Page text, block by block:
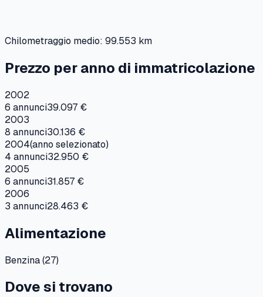
Chilometraggio medio: 99.553 km
Prezzo per anno di immatricolazione
2002
6 annunci39.097 €
2003
8 annunci30.136 €
2004(anno selezionato)
4 annunci32.950 €
2005
6 annunci31.857 €
2006
3 annunci28.463 €
Alimentazione
Benzina(27)
Dove si trovano